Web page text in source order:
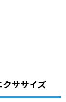
ササイズ